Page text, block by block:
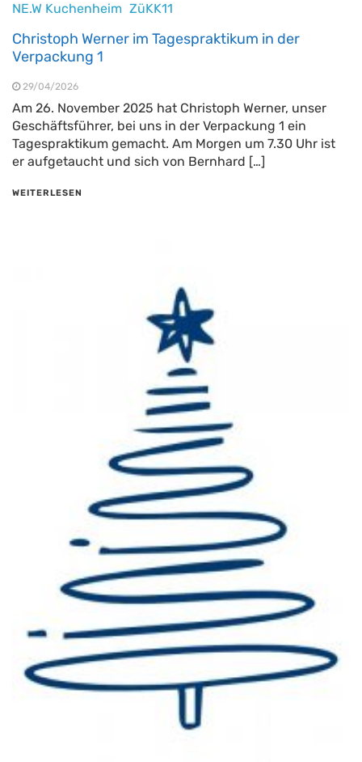
NE.W Kuchenheim ZüKK11
Christoph Werner im Tagespraktikum in der
Verpackung 1
29/04/2026
Am 26. November 2025 hat Christoph Werner, unser
Geschäftsführer, bei uns in der Verpackung 1 ein
Tagespraktikum gemacht. Am Morgen um 7.30 Uhr ist
er aufgetaucht und sich von Bernhard […]
WEITERLESEN